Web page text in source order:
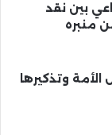
بين نقد
منبره
وتذكيرها